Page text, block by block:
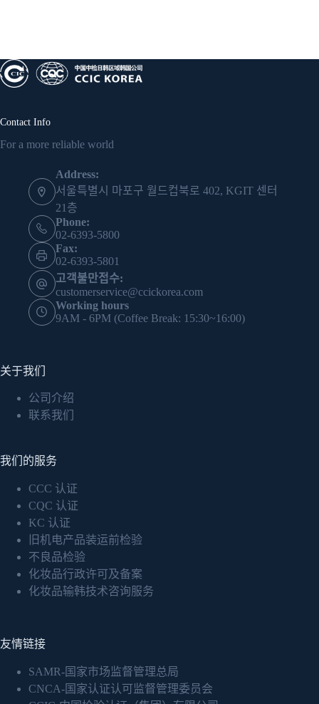
Contact Info
For a more reliable world
Address:
서울특별시 마포구 월드컵북로 402, KGIT 센터
21층
Phone:
02-6393-5800
Fax:
02-6393-5801
고객불만접수:
customerservice@ccickorea.com
Working hours
9AM - 6PM (Coffee Break: 15:30~16:00)
关于我们
公司介绍
联系我们
我们的服务
CCC 认证
CQC 认证
KC 认证
旧机电产品装运前检验
不良品检验
化妆品行政许可及备案
化妆品输韩技术咨询服务
友情链接
SAMR-国家市场监督管理总局
CNCA-国家认证认可监督管理委员会